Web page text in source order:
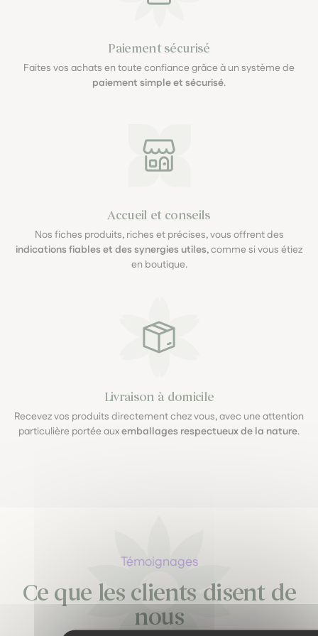
Paiement sécurisé
Faites vos achats en toute confiance grâce à un système de
paiement simple et sécurisé.
Accueil et conseils
Nos fiches produits, riches et précises, vous offrent des
indications fiables et des synergies utiles, comme si vous étiez
en boutique.
Livraison à domicile
Recevez vos produits directement chez vous, avec une attention
particulière portée auxemballages respectueux de la nature.
Témoignages
Ce que les clients disent de
nous